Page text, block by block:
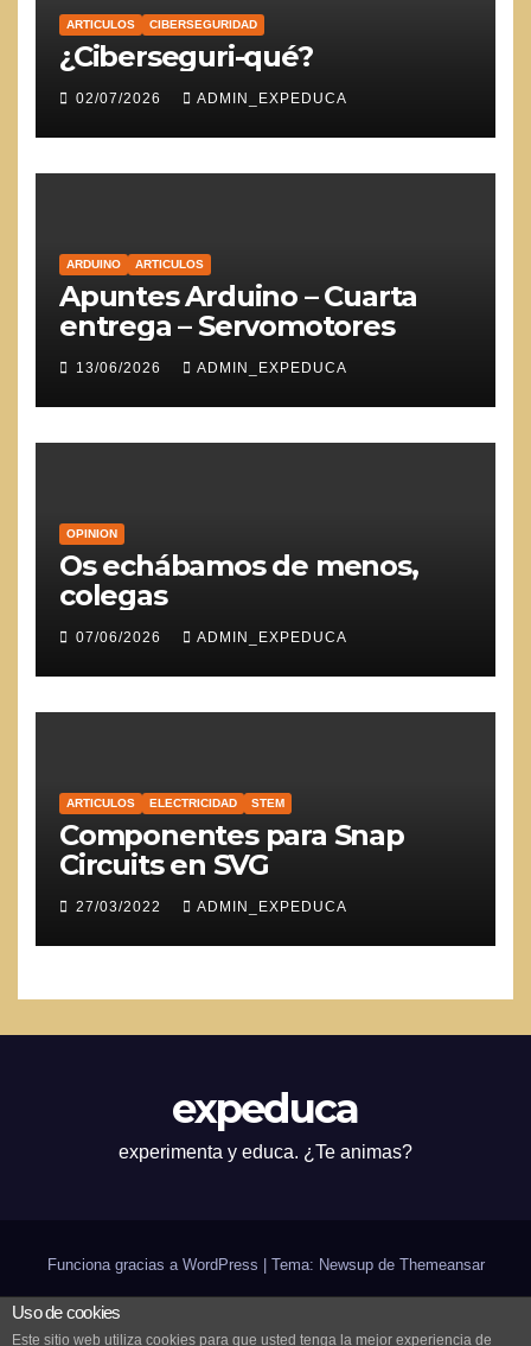
ARTICULOS CIBERSEGURIDAD
¿Ciberseguri-qué?
02/07/2026 ADMIN_EXPEDUCA
ARDUINO ARTICULOS
Apuntes Arduino – Cuarta
entrega – Servomotores
13/06/2026 ADMIN_EXPEDUCA
OPINION
Os echábamos de menos,
colegas
07/06/2026 ADMIN_EXPEDUCA
ARTICULOS ELECTRICIDAD STEM
Componentes para Snap
Circuits en SVG
27/03/2022 ADMIN_EXPEDUCA
expeduca
experimenta y educa. ¿Te animas?
Funciona gracias a WordPress Tema: Newsup de Themeansar
Inicio ¿expeduca?
Uso de cookies
Este sitio web utiliza cookies para que usted tenga la mejor experiencia de